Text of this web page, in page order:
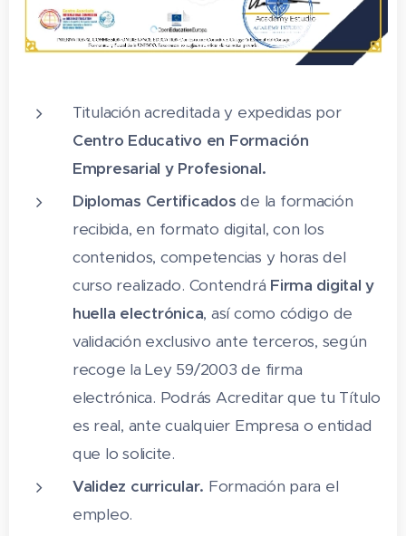
Titulación acreditada y expedidas por
Centro Educativo en Formación
Empresarial y Profesional.
Diplomas Certificados de la formación
recibida, en formato digital, con los
contenidos, competencias y horas del
curso realizado. Contendrá Firma digital y
huella electrónica, así como código de
validación exclusivo ante terceros, según
recoge la Ley 59/2003 de firma
electrónica. Podrás Acreditar que tu Título
es real, ante cualquier Empresa o entidad
que lo solicite.
Validez curricular. Formación para el
empleo.